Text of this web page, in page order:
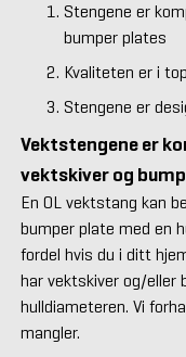
Stengene er
bumper plates
Kvaliteten er i
Stengene er
Vektstengene er
vektskiver og
En OL vektstang kan
bumper plate med en
fordel hvis du i ditt
har vektskiver og/eller
hulldiameteren. Vi
mangler.